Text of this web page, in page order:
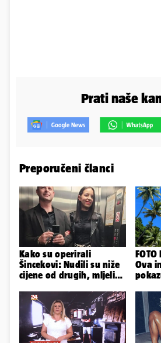
Prati naše
Preporučeni članci
Kako su operirali
Šincekovi: Nudili su niže
cijene od drugih, mljeli
Ova